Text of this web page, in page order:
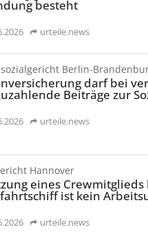
besteht
urteile.news
Berlin-
darf bei
Beiträge zur
urteile.news
Hannover
eines
ist kein
urteile.news